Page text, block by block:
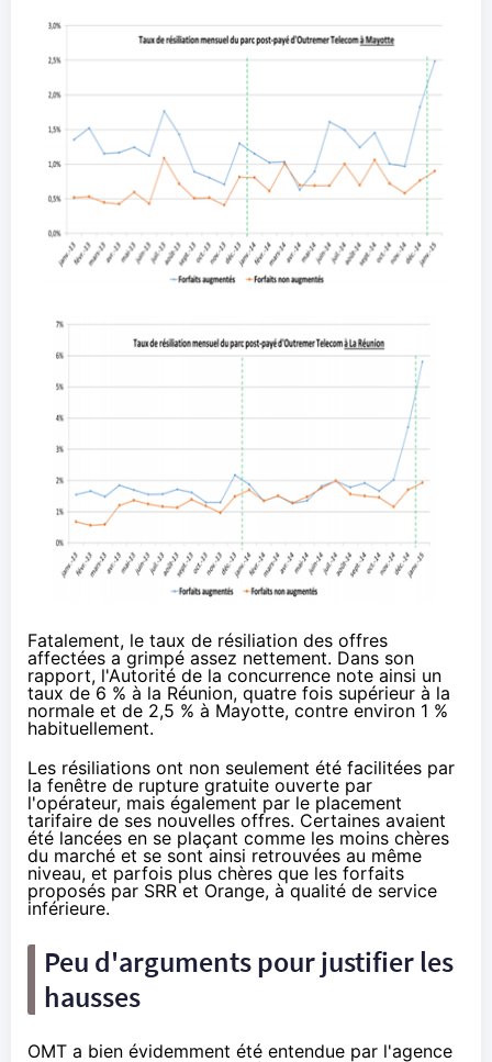
Fatalement, le taux de résiliation des offres
affectées a grimpé assez nettement. Dans son
rapport, l'Autorité de la concurrence note ainsi un
taux de 6 % à la Réunion, quatre fois supérieur à la
normale et de 2,5 % à Mayotte, contre environ 1 %
habituellement.
Les résiliations ont non seulement été facilitées par
la fenêtre de rupture gratuite ouverte par
l'opérateur, mais également par le placement
tarifaire de ses nouvelles offres. Certaines avaient
été lancées en se plaçant comme les moins chères
du marché et se sont ainsi retrouvées au même
niveau, et parfois plus chères que les forfaits
proposés par SRR et Orange, à qualité de service
inférieure.
Peu d'arguments pour justifier les
hausses
OMT a bien évidemment été entendue par l'agence